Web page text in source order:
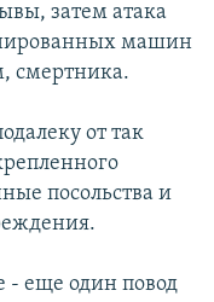
затем атака
машин
смертника.
от так
посольства и
- еще один повод